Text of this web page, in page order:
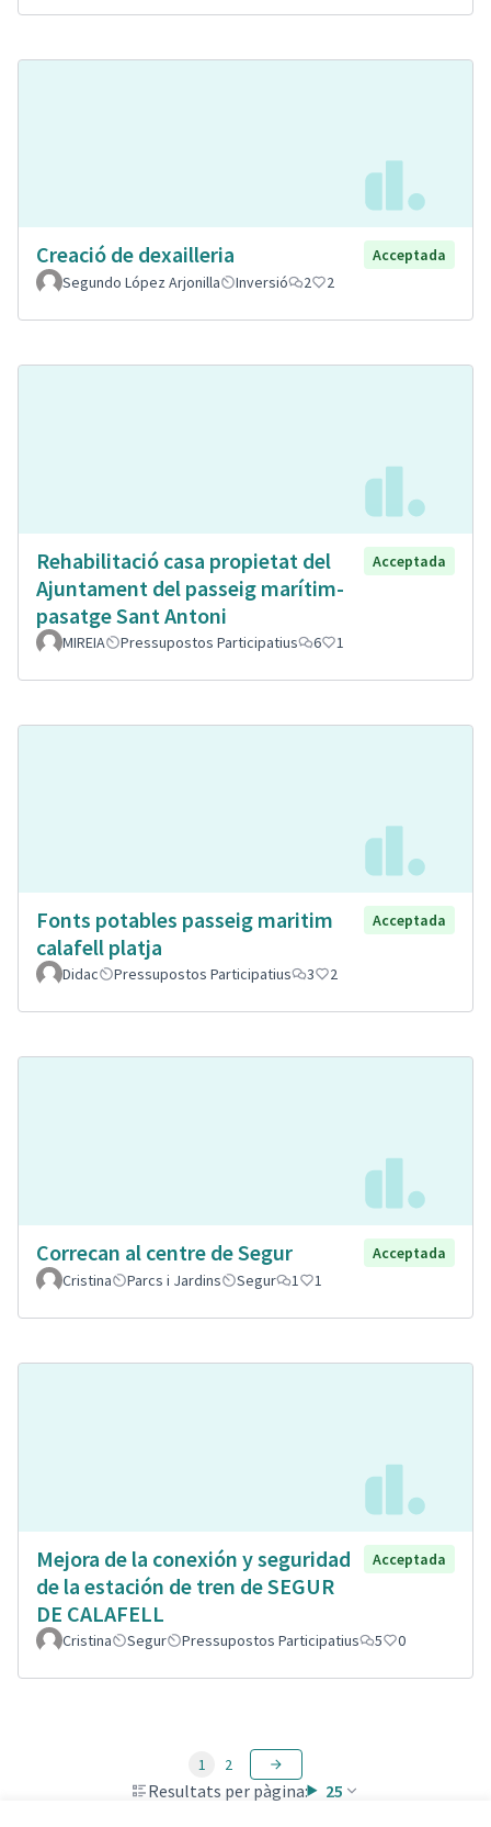
Creació de dexailleria
Acceptada
Segundo López Arjonilla
Inversió 2 2
Rehabilitació casa propietat del
Ajuntament del passeig marítim-
pasatge Sant Antoni
Acceptada
MIREIA Pressupostos Participatius 6 1
Fonts potables passeig maritim
calafell platja
Acceptada
Didac Pressupostos Participatius 3 2
Correcan al centre de Segur
Acceptada
Cristina
Parcs i Jardins Segur 1 1
Mejora de la conexión y seguridad
de la estación de tren de SEGUR
DE CALAFELL
Acceptada
Cristina Segur Pressupostos Participatius 5 0
Resultats per pàgina: 25
1 2